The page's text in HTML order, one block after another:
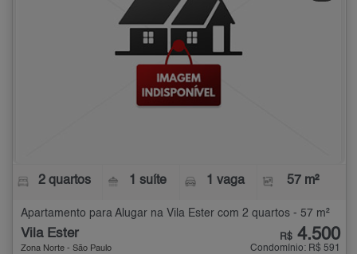
2 quartos 1 suíte 1 vaga 57 m²
Apartamento para Alugar na Vila Ester com 2 quartos - 57 m²
Vila Ester
Zona Norte - São Paulo
R$ 4.500
Condomínio: R$ 591